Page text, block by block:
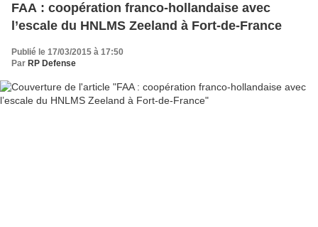
FAA : coopération franco-hollandaise avec
l’escale du HNLMS Zeeland à Fort-de-France
Publié le 17/03/2015 à 17:50
Par RP Defense